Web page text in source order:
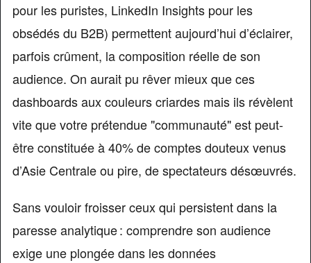
pour les puristes, LinkedIn Insights pour les
obsédés du B2B) permettent aujourd’hui d’éclairer,
parfois crûment, la composition réelle de son
audience. On aurait pu rêver mieux que ces
dashboards aux couleurs criardes mais ils révèlent
vite que votre prétendue "communauté" est peut-
être constituée à 40% de comptes douteux venus
d’Asie Centrale ou pire, de spectateurs désœuvrés.
Sans vouloir froisser ceux qui persistent dans la
paresse analytique : comprendre son audience
exige une plongée dans les données